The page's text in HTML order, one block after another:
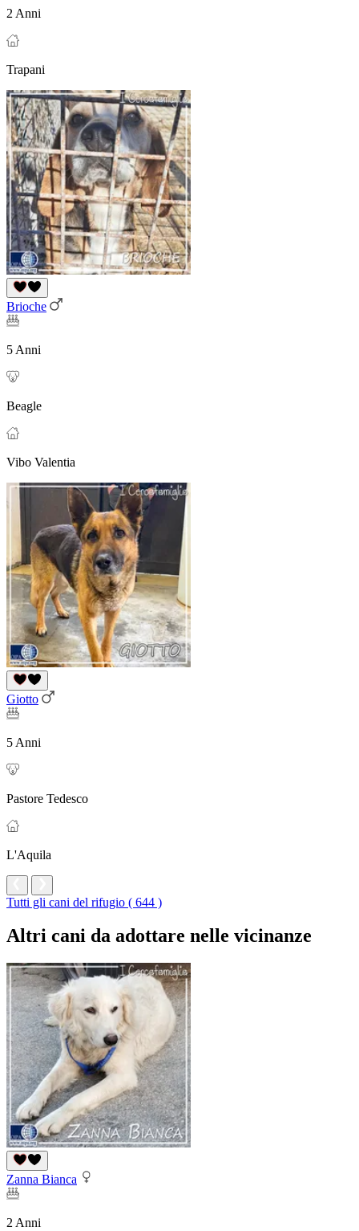
2 Anni
Trapani
Brioche
5 Anni
Beagle
Vibo Valentia
Giotto
5 Anni
Pastore Tedesco
L'Aquila
Tutti gli cani del rifugio ( 644 )
Altri cani da adottare nelle vicinanze
Zanna Bianca
2 Anni